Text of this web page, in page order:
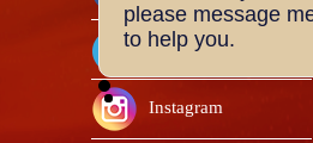
Twitter
Instagram
please message
to help you.